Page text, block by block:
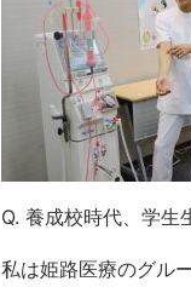
Q. 養成校時代、学生
私は姫路医療のグル